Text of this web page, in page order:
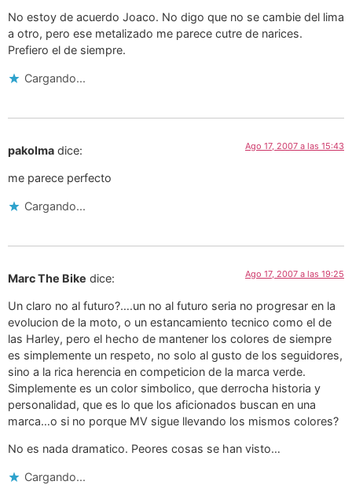
No estoy de acuerdo Joaco. No digo que no se cambie del lima
a otro, pero ese metalizado me parece cutre de narices.
Prefiero el de siempre.
Cargando...
pakolma dice: Ago 17, 2007 a las 15:43
me parece perfecto
Cargando...
Marc The Bike dice: Ago 17, 2007 a las 19:25
Un claro no al futuro?….un no al futuro seria no progresar en la
evolucion de la moto, o un estancamiento tecnico como el de
las Harley, pero el hecho de mantener los colores de siempre
es simplemente un respeto, no solo al gusto de los seguidores,
sino a la rica herencia en competicion de la marca verde.
Simplemente es un color simbolico, que derrocha historia y
personalidad, que es lo que los aficionados buscan en una
marca…o si no porque MV sigue llevando los mismos colores?
No es nada dramatico. Peores cosas se han visto…
Cargando...